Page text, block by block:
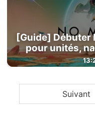
[Guide] Débuter
pour unités,
Suivant